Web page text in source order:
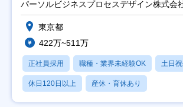
パーソルビジネスプロセスデザイン株式会
東京都
422万~511万
正社員採用 職種・業界未経験OK 土日
休日120日以上 産休・育休あり